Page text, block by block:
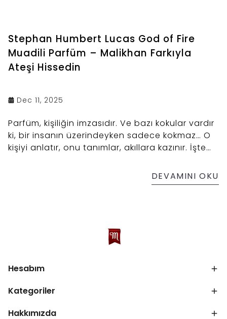
Stephan Humbert Lucas God of Fire
Muadili Parfüm – Malikhan Farkıyla
Ateşi Hissedin
Dec 11, 2025
Parfüm, kişiliğin imzasıdır. Ve bazı kokular vardır
ki, bir insanın üzerindeyken sadece kokmaz… O
kişiyi anlatır, onu tanımlar, akıllara kazınır. İşte
DEVAMINI OKU
Hesabım
Kategoriler
Hakkımızda